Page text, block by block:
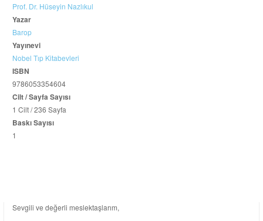
Prof. Dr. Hüseyin Nazlıkul
Yazar
Barop
Yayınevi
Nobel Tıp Kitabevleri
ISBN
9786053354604
Cilt / Sayfa Sayısı
1 Cilt / 236 Sayfa
Baskı Sayısı
1
Sevgili ve değerli meslektaşlarım,